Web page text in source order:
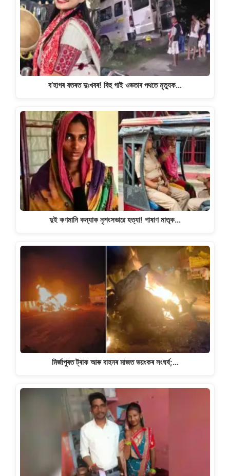
p o
k
k
ব’হাগৰ বতৰত দুঃখবৰ! বিহু গাই ওভতাৰ পথতে মৃত্যুক…
দুই কণমানি কন্যাক নৃশংসভাৱে হত্যা! পাষাণ মাতৃক…
মিৰ্জাপুৰত ট্ৰাক আৰু বাহনৰ মাজত ভয়ংকৰ সংঘৰ্ষ;…